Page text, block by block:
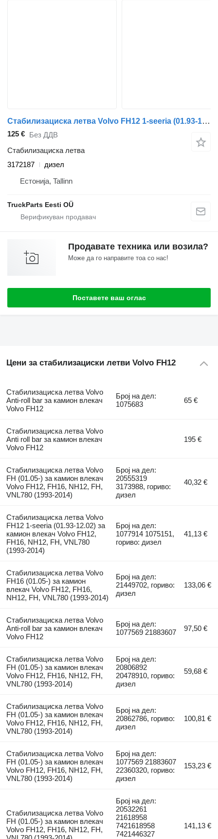
Стабилизациска летва Volvo FH12 1-seeria (01.93-12.02) 3172187 за камион влекач Volvo FH12, FH16, NH12, FH, VNL780 (1993-2014)
125 € Без ДДВ
Стабилизациска летва
3172187
дизел
Естонија, Tallinn
TruckParts Eesti OÜ
Продавате техника или возила?
Може да го направите тоа со нас!
Поставете ваш оглас
Цени за стабилизациски летви Volvo FH12
Стабилизациска летва Volvo
Anti-roll bar за камион влекач
Volvo FH12
Број на дел:
1075683
65 €
Стабилизациска летва Volvo
Anti roll bar за камион влекач
Volvo FH12
195 €
Стабилизациска летва Volvo
FH (01.05-) за камион влекач
Volvo FH12, FH16, NH12, FH,
VNL780 (1993-2014)
Број на дел:
20555319
3173988, гориво:
дизел
40,32 €
Стабилизациска летва Volvo
FH12 1-seeria (01.93-12.02) за
камион влекач Volvo FH12,
FH16, NH12, FH, VNL780
(1993-2014)
Број на дел:
1077914 1075151,
гориво: дизел
41,13 €
Стабилизациска летва Volvo
FH16 (01.05-) за камион
влекач Volvo FH12, FH16,
NH12, FH, VNL780 (1993-2014)
Број на дел:
21449702, гориво:
дизел
133,06 €
Стабилизациска летва Volvo
Anti-roll bar за камион влекач
Volvo FH12
Број на дел:
1077569 21883607
97,50 €
Стабилизациска летва Volvo
FH (01.05-) за камион влекач
Volvo FH12, FH16, NH12, FH,
VNL780 (1993-2014)
Број на дел:
20806892
20478910, гориво:
дизел
59,68 €
Стабилизациска летва Volvo
FH (01.05-) за камион влекач
Volvo FH12, FH16, NH12, FH,
VNL780 (1993-2014)
Број на дел:
20862786, гориво:
дизел
100,81 €
Стабилизациска летва Volvo
FH (01.05-) за камион влекач
Volvo FH12, FH16, NH12, FH,
VNL780 (1993-2014)
Број на дел:
1077569 21883607
22360320, гориво:
дизел
153,23 €
Стабилизациска летва Volvo
FH (01.05-) за камион влекач
Volvo FH12, FH16, NH12, FH,
Број на дел:
20532261
21618958
7421618958
7421446327
141,13 €